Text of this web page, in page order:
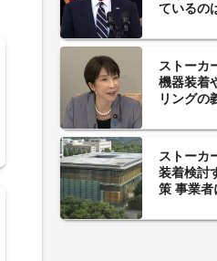
ているの
ストーカ
機器装着
リングの
ストーカ
装着検討
策 事業者